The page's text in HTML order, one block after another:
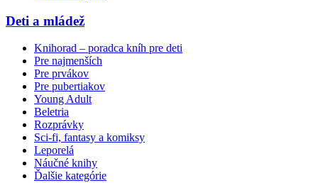
Deti a mládež
Knihorad – poradca kníh pre deti
Pre najmenších
Pre prvákov
Pre pubertiakov
Young Adult
Beletria
Rozprávky
Sci-fi, fantasy a komiksy
Leporelá
Náučné knihy
Ďalšie kategórie